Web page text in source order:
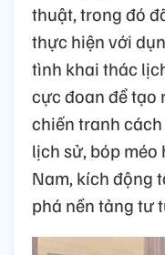
thuật, trong đó
thực hiện với
tình khai thác
cực đoan để tạo
chiến tranh
lịch sử, bóp
Nam, kích động
phá nền tảng tư